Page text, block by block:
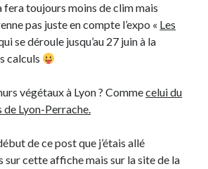
fera toujours moins de clim mais
pas juste en compte l’expo « Les
se déroule jusqu’au 27 juin à la
calculs
végétaux à Lyon ? Commecelui du
de Lyon-Perrache.
de ce post que j’étais allé
sur cette affiche mais sur la site de la